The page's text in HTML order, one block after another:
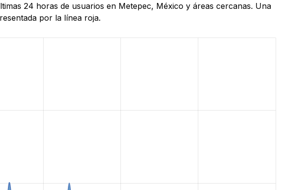
24 horas de usuarios en Metepec, México y áreas cercanas. Una
por la línea roja.